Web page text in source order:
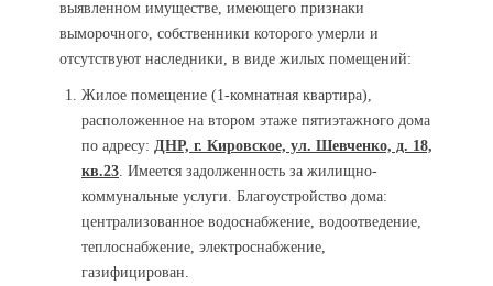
выявленном имуществе, имеющего признаки
выморочного, собственники которого умерли и
отсутствуют наследники, в виде жилых помещений:
Жилое помещение (1-комнатная квартира),
расположенное на втором этаже пятиэтажного дома
по адресу: ДНР, г. Кировское, ул. Шевченко, д. 18,
кв.23. Имеется задолженность за жилищно-
коммунальные услуги. Благоустройство дома:
централизованное водоснабжение, водоотведение,
теплоснабжение, электроснабжение,
газифицирован.